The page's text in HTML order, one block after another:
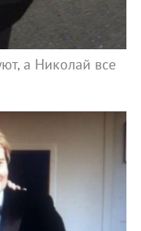
а Николай все